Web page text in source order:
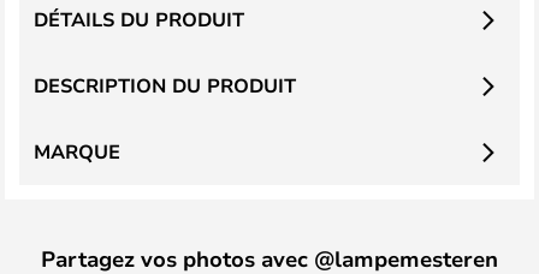
DESCRIPTION DU PRODUIT
DÉTAILS DU PRODUIT
MARQUE
Partagez vos photos avec @lampemesteren